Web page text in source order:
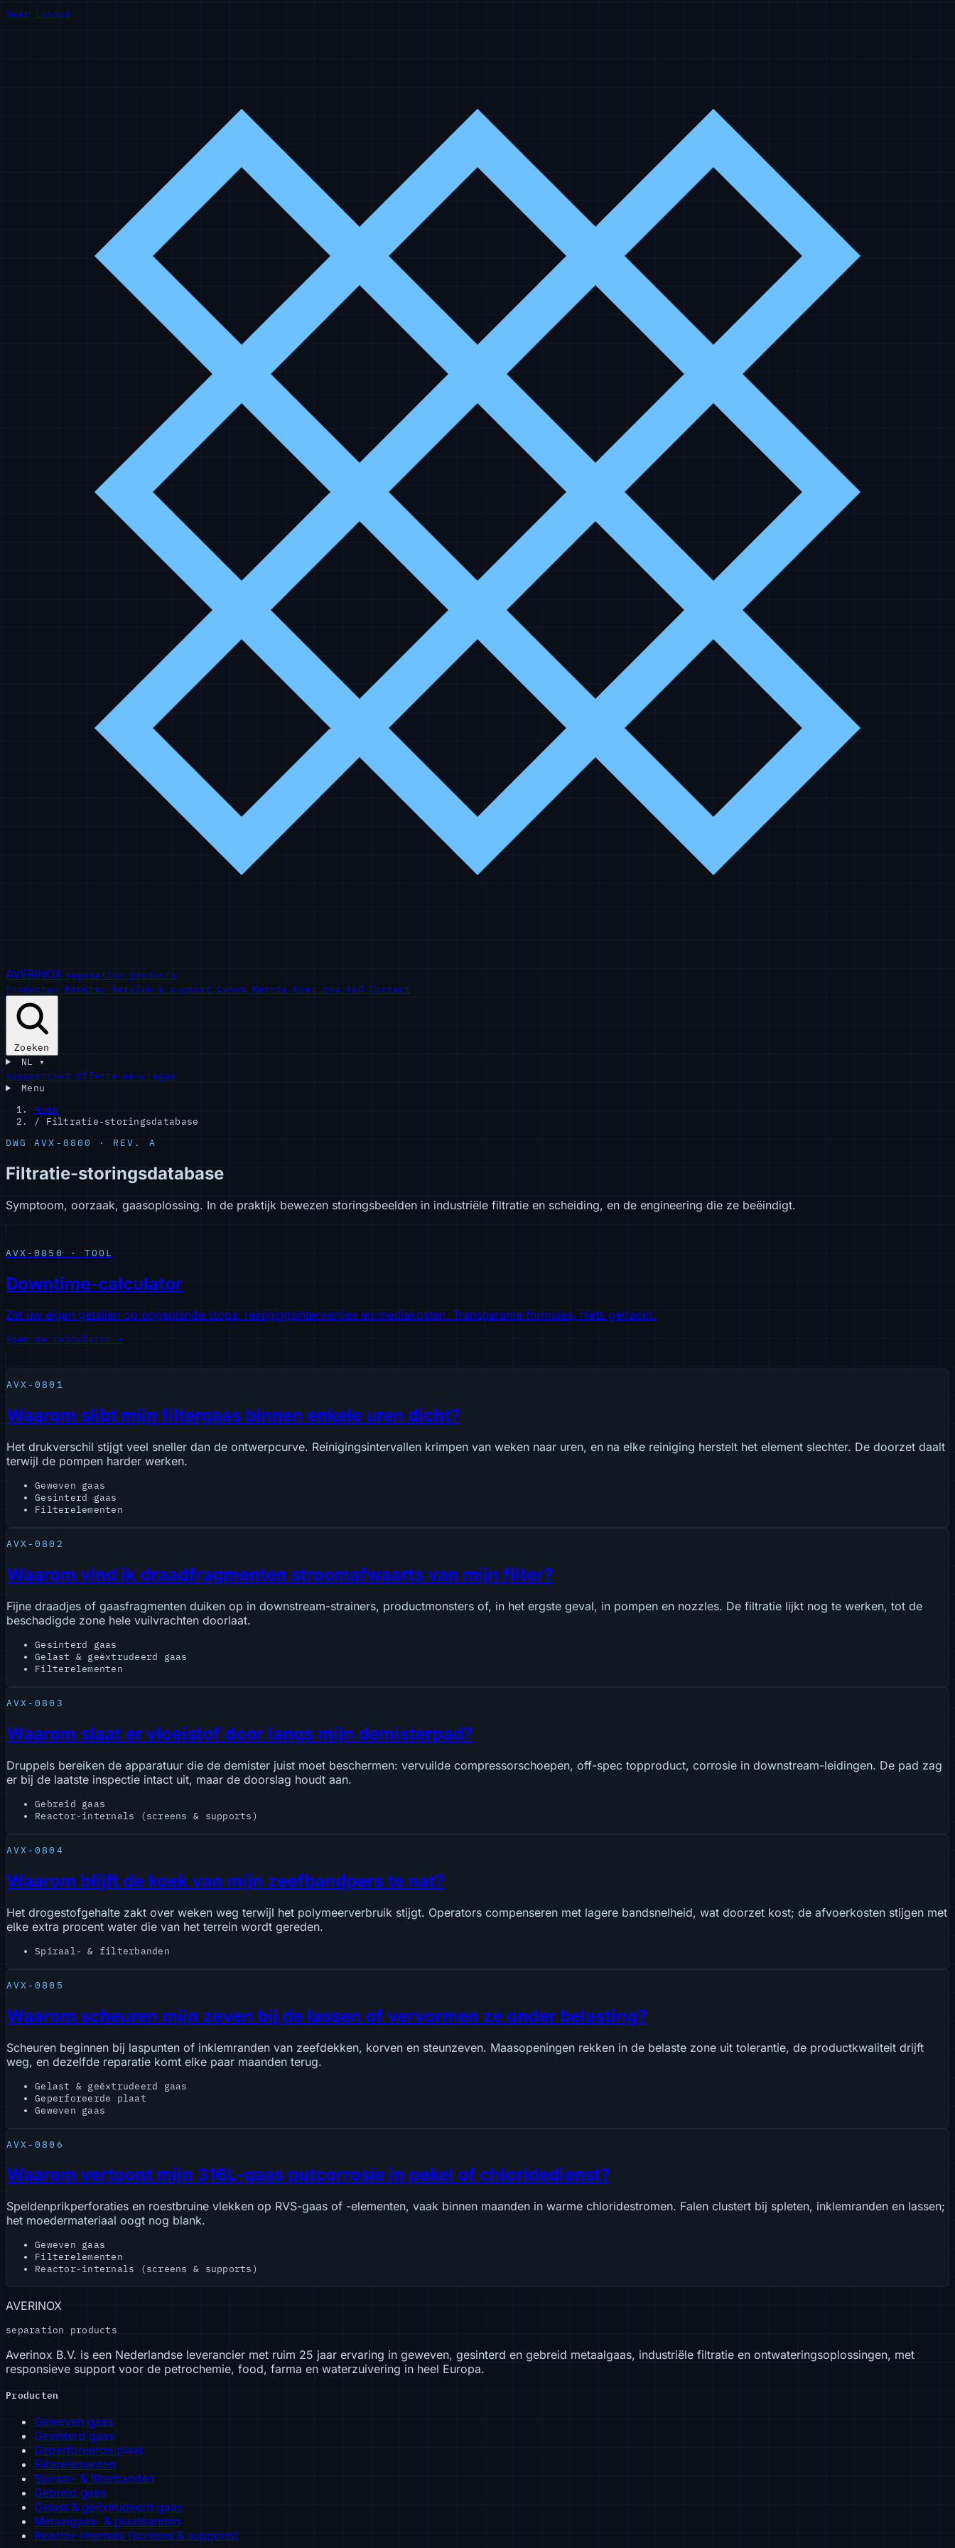
Naar inhoud
AVERINOX separation products
Producten Markten Service & support Cases Kennis Over ons R&D Contact
Zoeken
NL ▾
SupportchatOfferte aanvragen
Menu
Home
/
Filtratie-storingsdatabase
DWG AVX-0800 · REV. A
Filtratie-storingsdatabase
Symptoom, oorzaak, gaasoplossing. In de praktijk bewezen storingsbeelden in industriële filtratie en scheiding, en de engineering die ze beëindigt.
AVX-0850 · TOOL
Downtime-calculator
Zet uw eigen getallen op ongeplande stops, reinigingsinterventies en mediakosten. Transparante formules, niets getrackt.
Open de calculator →
AVX-0801
Waarom slibt mijn filtergaas binnen enkele uren dicht?
Het drukverschil stijgt veel sneller dan de ontwerpcurve. Reinigingsintervallen krimpen van weken naar uren, en na elke reiniging herstelt het element slechter. De doorzet daalt
terwijl de pompen harder werken.
Geweven gaas
Gesinterd gaas
Filterelementen
AVX-0802
Waarom vind ik draadfragmenten stroomafwaarts van mijn filter?
Fijne draadjes of gaasfragmenten duiken op in downstream-strainers, productmonsters of, in het ergste geval, in pompen en nozzles. De filtratie lijkt nog te werken, tot de
beschadigde zone hele vuilvrachten doorlaat.
Gesinterd gaas
Gelast & geëxtrudeerd gaas
Filterelementen
AVX-0803
Waarom slaat er vloeistof door langs mijn demisterpad?
Druppels bereiken de apparatuur die de demister juist moet beschermen: vervuilde compressorschoepen, off-spec topproduct, corrosie in downstream-leidingen. De pad zag
er bij de laatste inspectie intact uit, maar de doorslag houdt aan.
Gebreid gaas
Reactor-internals (screens & supports)
AVX-0804
Waarom blijft de koek van mijn zeefbandpers te nat?
Het drogestofgehalte zakt over weken weg terwijl het polymeerverbruik stijgt. Operators compenseren met lagere bandsnelheid, wat doorzet kost; de afvoerkosten stijgen met
elke extra procent water die van het terrein wordt gereden.
Spiraal- & filterbanden
AVX-0805
Waarom scheuren mijn zeven bij de lassen of vervormen ze onder belasting?
Scheuren beginnen bij laspunten of inklemranden van zeefdekken, korven en steunzeven. Maasopeningen rekken in de belaste zone uit tolerantie, de productkwaliteit drijft
weg, en dezelfde reparatie komt elke paar maanden terug.
Gelast & geëxtrudeerd gaas
Geperforeerde plaat
Geweven gaas
AVX-0806
Waarom vertoont mijn 316L-gaas putcorrosie in pekel of chloridedienst?
Speldenprikperforaties en roestbruine vlekken op RVS-gaas of -elementen, vaak binnen maanden in warme chloridestromen. Falen clustert bij spleten, inklemranden en lassen;
het moedermateriaal oogt nog blank.
Geweven gaas
Filterelementen
Reactor-internals (screens & supports)
AVERINOX
separation products
Averinox B.V. is een Nederlandse leverancier met ruim 25 jaar ervaring in geweven, gesinterd en gebreid metaalgaas, industriële filtratie en ontwateringsoplossingen, met
responsieve support voor de petrochemie, food, farma en waterzuivering in heel Europa.
Producten
Geweven gaas
Gesinterd gaas
Geperforeerde plaat
Filterelementen
Spiraal- & filterbanden
Gebreid gaas
Gelast & geëxtrudeerd gaas
Metaalgaas- & plaatbanden
Reactor-internals (screens & supports)